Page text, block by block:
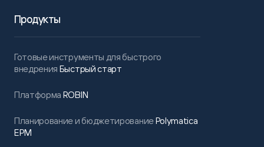
Продукты
Готовые инструменты для быстрого
внедрения Быстрый старт
Платформа ROBIN
Планирование и бюджетированиеPolymatica
EPM